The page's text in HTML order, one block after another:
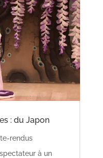
: du Japon
rendus
spectateur à un